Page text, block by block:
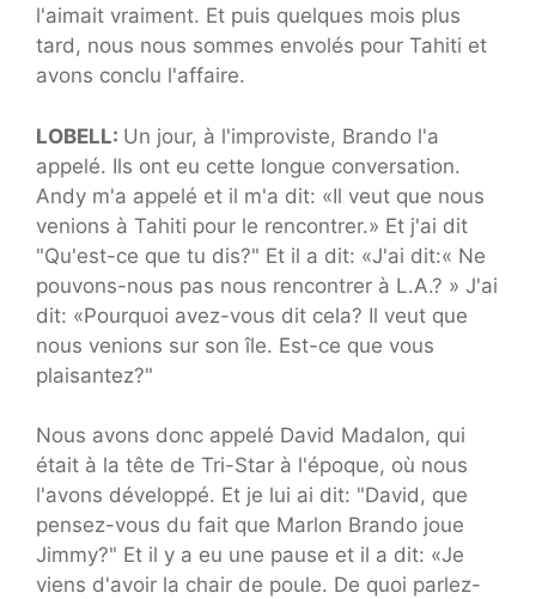
l'aimait vraiment. Et puis quelques mois plus
tard, nous nous sommes envolés pour Tahiti et
avons conclu l'affaire.
LOBELL: Un jour, à l'improviste, Brando l'a
appelé. Ils ont eu cette longue conversation.
Andy m'a appelé et il m'a dit: «Il veut que nous
venions à Tahiti pour le rencontrer.» Et j'ai dit
"Qu'est-ce que tu dis?" Et il a dit: «J'ai dit:« Ne
pouvons-nous pas nous rencontrer à L.A.? » J'ai
dit: «Pourquoi avez-vous dit cela? Il veut que
nous venions sur son île. Est-ce que vous
plaisantez?"
Nous avons donc appelé David Madalon, qui
était à la tête de Tri-Star à l'époque, où nous
l'avons développé. Et je lui ai dit: "David, que
pensez-vous du fait que Marlon Brando joue
Jimmy?" Et il y a eu une pause et il a dit: «Je
viens d'avoir la chair de poule. De quoi parlez-